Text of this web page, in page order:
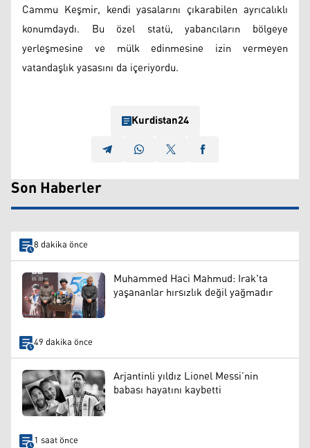
Cammu Keşmir, kendi yasalarını çıkarabilen ayrıcalıklı
konumdaydı. Bu özel statü, yabancıların bölgeye
yerleşmesine ve mülk edinmesine izin vermeyen
vatandaşlık yasasını da içeriyordu.
Kurdistan24
Son Haberler
8 dakika önce
Muhammed Haci Mahmud: Irak'ta
yaşananlar hırsızlık değil yağmadır
49 dakika önce
Arjantinli yıldız Lionel Messi’nin
babası hayatını kaybetti
1 saat önce